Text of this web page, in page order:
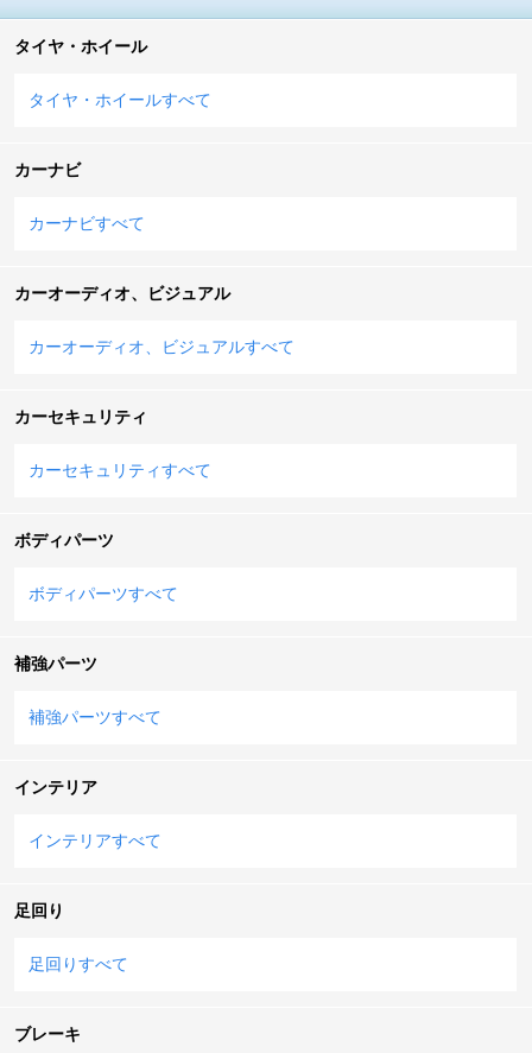
タイヤ・ホイール
タイヤ・ホイールすべて
カーナビ
カーナビすべて
カーオーディオ、ビジュアル
カーオーディオ、ビジュアルすべて
カーセキュリティ
カーセキュリティすべて
ボディパーツ
ボディパーツすべて
補強パーツ
補強パーツすべて
インテリア
インテリアすべて
足回り
足回りすべて
ブレーキ